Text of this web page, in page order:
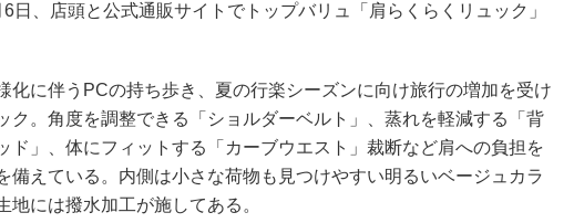
日、店頭と公式通販サイトでトップバリュ「肩らくらくリュック」
に伴うPCの持ち歩き、夏の行楽シーズンに向け旅行の増加を受け
ク。角度を調整できる「ショルダーベルト」、蒸れを軽減する「背
ド」、体にフィットする「カーブウエスト」裁断など肩への負担を
備えている。内側は小さな荷物も見つけやすい明るいベージュカラ
地には撥水加工が施してある。